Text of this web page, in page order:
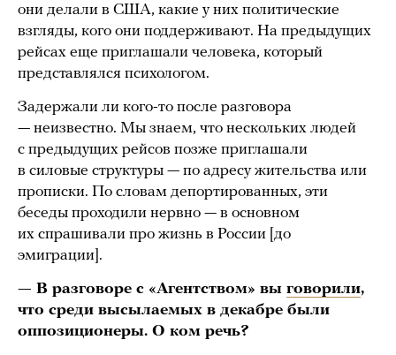
они делали в США, какие у них политические
взгляды, кого они поддерживают. На предыдущих
рейсах еще приглашали человека, который
представлялся психологом.
Задержали ли кого-то после разговора
— неизвестно. Мы знаем, что нескольких людей
с предыдущих рейсов позже приглашали
в силовые структуры — по адресу жительства или
прописки. По словам депортированных, эти
беседы проходили нервно — в основном
их спрашивали про жизнь в России [до
эмиграции].
— В разговоре с «Агентством» вы говорили,
что среди высылаемых в декабре были
оппозиционеры. О ком речь?